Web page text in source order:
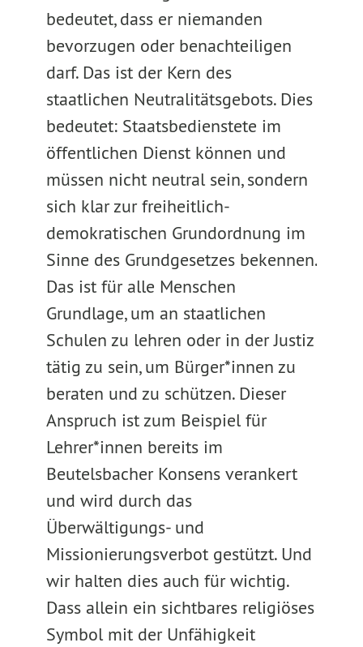
bedeutet, dass er niemanden
bevorzugen oder benachteiligen
darf. Das ist der Kern des
staatlichen Neutralitätsgebots. Dies
bedeutet: Staatsbedienstete im
öffentlichen Dienst können und
müssen nicht neutral sein, sondern
sich klar zur freiheitlich-
demokratischen Grundordnung im
Sinne des Grundgesetzes bekennen.
Das ist für alle Menschen
Grundlage, um an staatlichen
Schulen zu lehren oder in der Justiz
tätig zu sein, um Bürger*innen zu
beraten und zu schützen. Dieser
Anspruch ist zum Beispiel für
Lehrer*innen bereits im
Beutelsbacher Konsens verankert
und wird durch das
Überwältigungs- und
Missionierungsverbot gestützt. Und
wir halten dies auch für wichtig.
Dass allein ein sichtbares religiöses
Symbol mit der Unfähigkeit